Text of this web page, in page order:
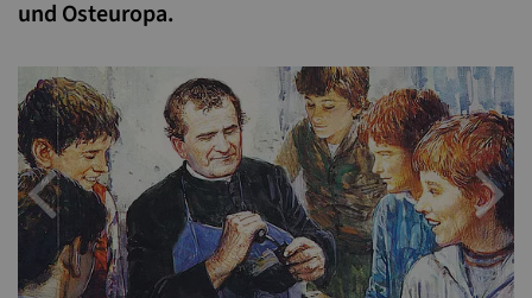
und Osteuropa.
Previous